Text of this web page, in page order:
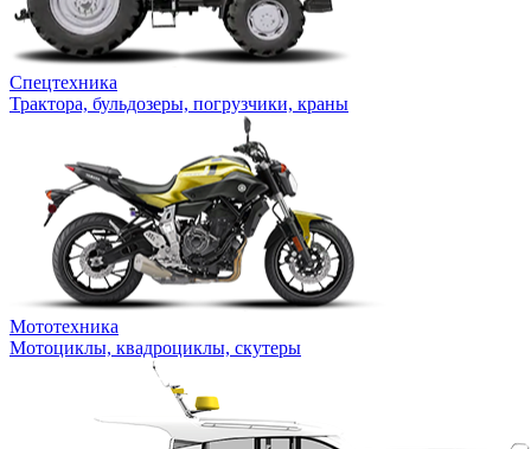
Спецтехника
Трактора, бульдозеры, погрузчики, краны
Мототехника
Мотоциклы, квадроциклы, скутеры